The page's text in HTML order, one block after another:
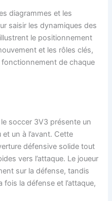
diagrammes et les
saisir les dynamiques des
le positionnement
et les rôles clés,
de chaque
soccer 3V3 présente un
et un à l’avant. Cette
défensive solide tout
vers l’attaque. Le joueur
sur la défense, tandis
la défense et l’attaque,